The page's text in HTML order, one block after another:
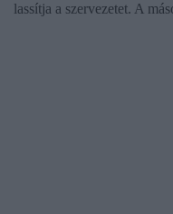
lassítja a szervezetet. A